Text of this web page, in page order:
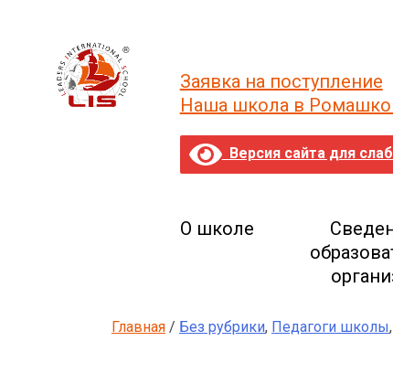
Заявка на поступление
Наша школа в
Версия сайта для
О школе
Главная / Без рубрики, Педагоги школы,